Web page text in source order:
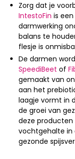
Zorg dat je
IntestoFin is
darmwerking
balans te
flesje is
De darmen
SpeediBeet of
gemaakt van
aan het
laagje vormt in
de groei van
deze producten
vochtgehalte in
gezonde